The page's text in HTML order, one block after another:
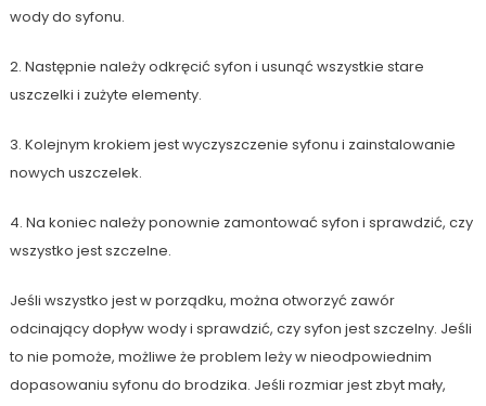
wody do syfonu.
2. Następnie należy odkręcić syfon i usunąć wszystkie stare
uszczelki i zużyte elementy.
3. Kolejnym krokiem jest wyczyszczenie syfonu i zainstalowanie
nowych uszczelek.
4. Na koniec należy ponownie zamontować syfon i sprawdzić, czy
wszystko jest szczelne.
Jeśli wszystko jest w porządku, można otworzyć zawór
odcinający dopływ wody i sprawdzić, czy syfon jest szczelny. Jeśli
to nie pomoże, możliwe że problem leży w nieodpowiednim
dopasowaniu syfonu do brodzika. Jeśli rozmiar jest zbyt mały,